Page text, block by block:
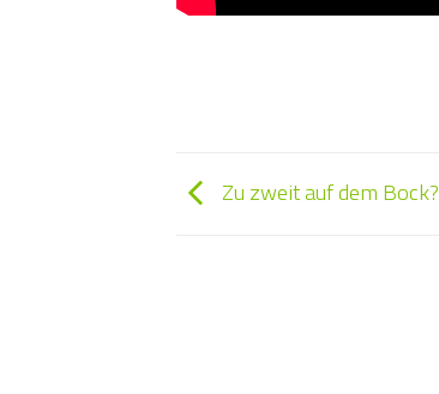
Zu zweit auf dem Bock?